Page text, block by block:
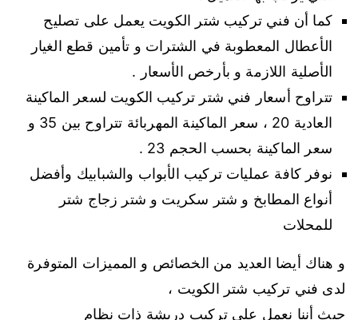
كما أن فني تركيب شتر الكويت يعمل على تصليح
الأعطال المعطوبة في الشترات و تأمين قطع الغيار
الأصلية اللازمة و بأرخص الأسعار .
تتراوح أسعار فني شتر تركيب الكويت لسعر الماكينة
العادية 20 ، سعر الماكينة المهربائة تتراوح بين 35 و
سعر الماكينة بحسب الحجم 23 .
نوفر كافة عمليات تركيب الأبواب والشبابيك وأفضل
أنواع المطابخ و شتر سكريت و شتر زجاج شتر
للمحلات
و هناك أيضا العديد من الخصائص و المميزات المتوفرة
لدى فني تركيب شتر الكويت ،
حيث أننا نعمل على تركيب دريشة ذات نظام